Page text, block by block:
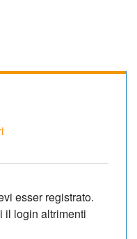
esser registrato.
il login altrimenti